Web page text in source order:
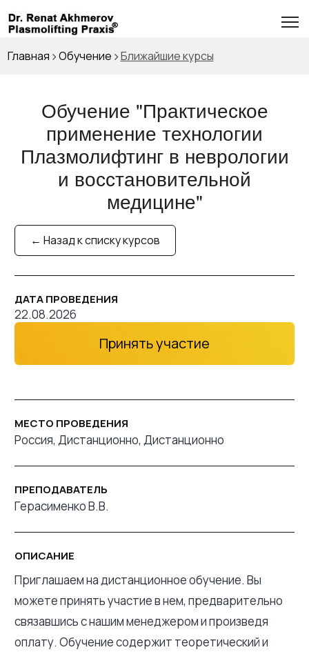
Главная Обучение Ближайшие курсы
Обучение "Практическое
применение технологии
Плазмолифтинг в неврологии
и восстановительной
медицине"
← Назад к списку курсов
ДАТА ПРОВЕДЕНИЯ
22.08.2026
Принять участие
МЕСТО ПРОВЕДЕНИЯ
Россия, Дистанционно, Дистанционно
ПРЕПОДАВАТЕЛЬ
Герасименко В.В.
ОПИСАНИЕ
Приглашаем на дистанционное обучение. Вы
можете принять участие в нем, предварительно
связавшись с нашим менеджером и произведя
оплату. Обучение содержит теоретический и